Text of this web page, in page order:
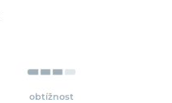
obtížnost